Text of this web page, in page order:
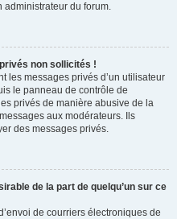
administrateur du forum.
non sollicités !
les messages privés d’un utilisateur
le panneau de contrôle de
privés de manière abusive de la
aux modérateurs. Ils
des messages privés.
de la part de quelqu’un sur ce
de courriers électroniques de